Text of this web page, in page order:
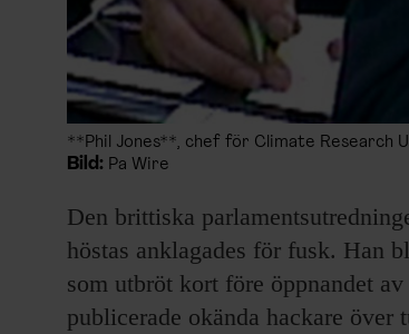
**Phil Jones**, chef för Climate
Bild: Pa Wire
Den brittiska
höstas anklagades för fusk. Han
som utbröt kort före öppnandet
publicerade okända hackare